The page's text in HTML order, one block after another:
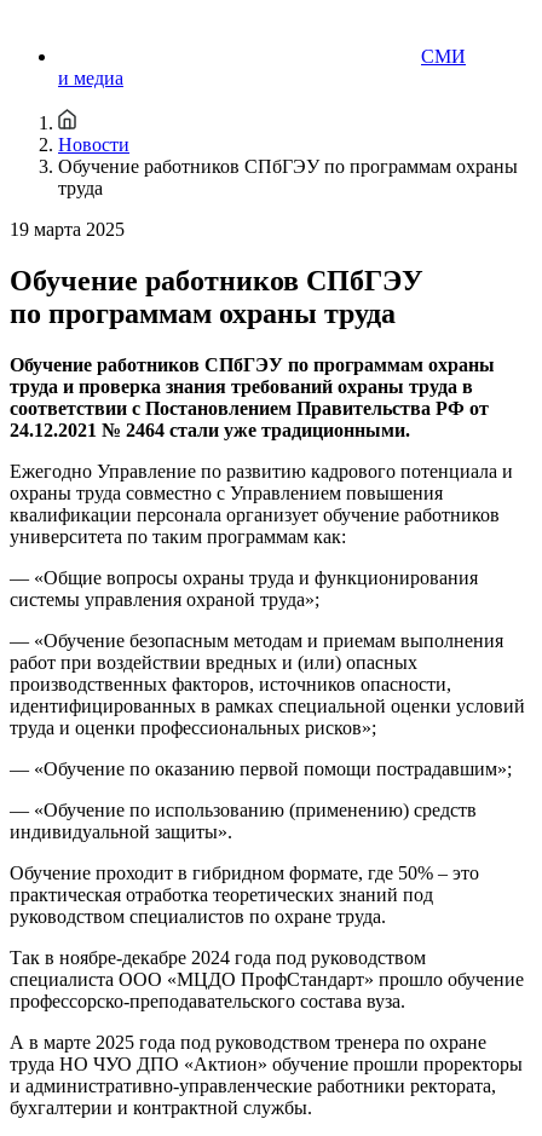
СМИ
и медиа
Новости
Обучение работников СПбГЭУ по программам охраны
труда
19 марта 2025
Обучение работников СПбГЭУ
по программам охраны труда
Обучение работников СПбГЭУ по программам охраны
труда и проверка знания требований охраны труда в
соответствии с Постановлением Правительства РФ от
24.12.2021 № 2464 стали уже традиционными.
Ежегодно Управление по развитию кадрового потенциала и
охраны труда совместно с Управлением повышения
квалификации персонала организует обучение работников
университета по таким программам как:
— «Общие вопросы охраны труда и функционирования
системы управления охраной труда»;
— «Обучение безопасным методам и приемам выполнения
работ при воздействии вредных и (или) опасных
производственных факторов, источников опасности,
идентифицированных в рамках специальной оценки условий
труда и оценки профессиональных рисков»;
— «Обучение по оказанию первой помощи пострадавшим»;
— «Обучение по использованию (применению) средств
индивидуальной защиты».
Обучение проходит в гибридном формате, где 50% – это
практическая отработка теоретических знаний под
руководством специалистов по охране труда.
Так в ноябре-декабре 2024 года под руководством
специалиста ООО «МЦДО ПрофСтандарт» прошло обучение
профессорско-преподавательского состава вуза.
А в марте 2025 года под руководством тренера по охране
труда НО ЧУО ДПО «Актион» обучение прошли проректоры
и административно-управленческие работники ректората,
бухгалтерии и контрактной службы.